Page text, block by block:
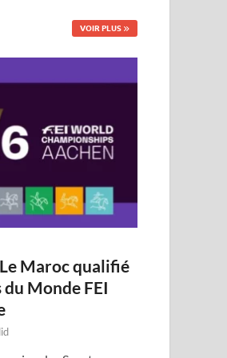
VOIR PLUS
Maroc qualifié
Monde FEI